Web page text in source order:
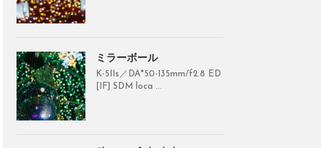
ミラーボール
K-5IIs／DA*50-135mm/f2.8 ED
[IF] SDM loca ...